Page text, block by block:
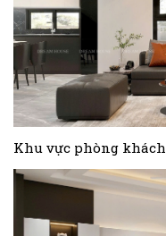
Khu vực phòng khách